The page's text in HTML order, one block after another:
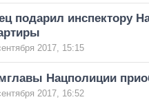
подарил инспектору
2017, 15:15
Нацполиции
2017, 16:52